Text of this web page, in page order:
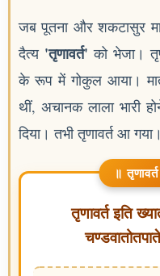
जब पूतना और शकटासुर
दैत्य 'तृणावर्त' को भेजा।
के रूप में गोकुल आया।
थीं, अचानक लाला भारी
दिया। तभी तृणावर्त आ गया।
॥
तृणावर्त इति